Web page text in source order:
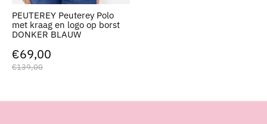
PEUTEREY Peuterey Polo
met kraag en logo op borst
DONKER BLAUW
€69,00
€139,00